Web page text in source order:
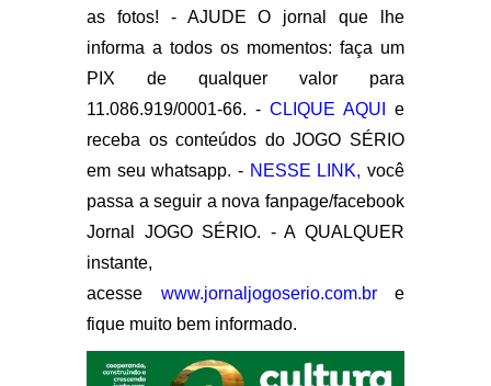
as fotos! - AJUDE O jornal que lhe
informa a todos os momentos: faça um
PIX de qualquer valor para
11.086.919/0001-66. - CLIQUE AQUI
e
receba os conteúdos do JOGO SÉRIO
em seu whatsapp. - NESSE LINK, você
passa a seguir a nova fanpage/facebook
Jornal JOGO SÉRIO. - A QUALQUER
instante,
acesse www.jornaljogoserio.com.bre
fique muito bem informado.